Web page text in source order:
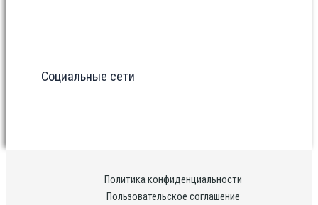
Социальные сети
Политика конфиденциальности
Пользовательское соглашение